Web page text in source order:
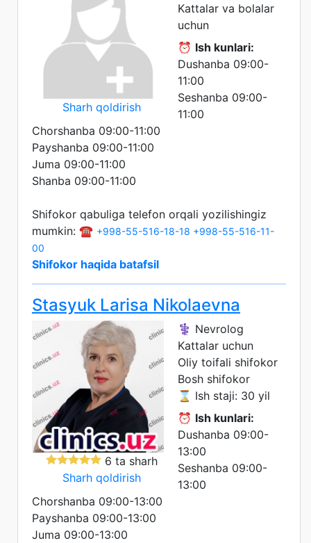
Sharh qoldirish
Kattalar va bolalar
uchun
⏰ Ish kunlari:
Dushanba 09:00-
11:00
Seshanba 09:00-
11:00
Chorshanba 09:00-11:00
Payshanba 09:00-11:00
Juma 09:00-11:00
Shanba 09:00-11:00
Shifokor qabuliga telefon orqali yozilishingiz
mumkin: ☎️ +998-55-516-18-18 +998-55-516-11-
00
Shifokor haqida batafsil
Stasyuk Larisa Nikolaevna
6 ta sharh
Sharh qoldirish
⚕️ Nevrolog
Kattalar uchun
Oliy toifali shifokor
Bosh shifokor
⌛ Ish staji: 30 yil
⏰ Ish kunlari:
Dushanba 09:00-
13:00
Seshanba 09:00-
13:00
Chorshanba 09:00-13:00
Payshanba 09:00-13:00
Juma 09:00-13:00